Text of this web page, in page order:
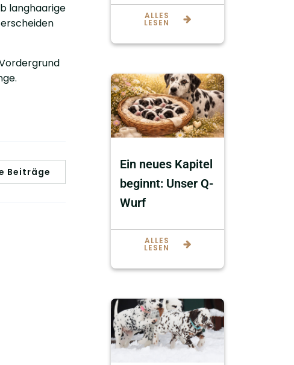
langhaarige
Beiträge
ALLES
LESEN
Ein neues Kapitel
beginnt: Unser Q-
Wurf
ALLES
LESEN